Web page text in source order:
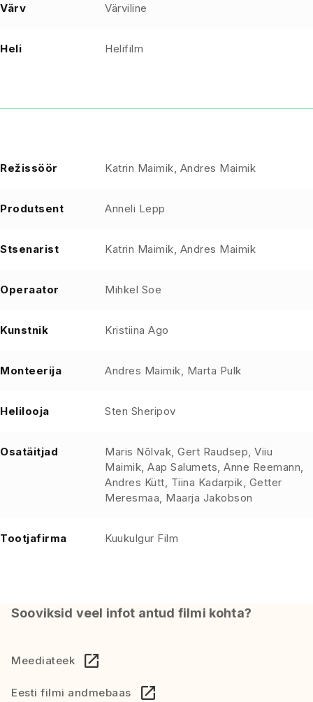
Värv Värviline
Heli Helifilm
Režissöör Katrin Maimik, Andres Maimik
Produtsent Anneli Lepp
Stsenarist Katrin Maimik, Andres Maimik
Operaator Mihkel Soe
Kunstnik Kristiina Ago
Monteerija Andres Maimik, Marta Pulk
Helilooja Sten Sheripov
Osatäitjad
Maris Nõlvak, Gert Raudsep, Viiu
Maimik, Aap Salumets, Anne Reemann,
Andres Kütt, Tiina Kadarpik, Getter
Meresmaa, Maarja Jakobson
Tootjafirma Kuukulgur Film
Sooviksid veel infot antud filmi kohta?
Meediateek
Eesti filmi andmebaas